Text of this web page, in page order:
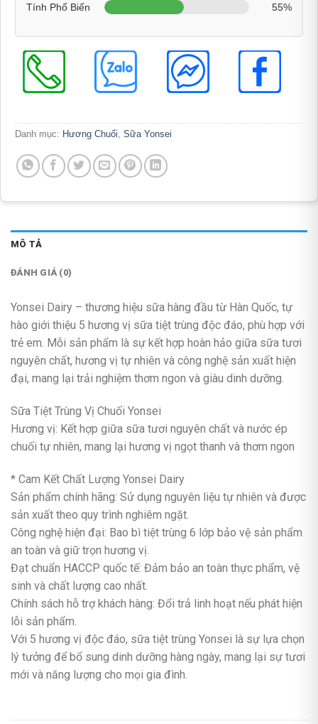
Tính Phổ Biến 55%
Danh mục: Hương Chuối, Sữa Yonsei
MÔ TẢ
ĐÁNH GIÁ (0)
Yonsei Dairy – thương hiệu sữa hàng đầu từ Hàn Quốc, tự
hào giới thiệu 5 hương vị sữa tiệt trùng độc đáo, phù hợp với
trẻ em. Mỗi sản phẩm là sự kết hợp hoàn hảo giữa sữa tươi
nguyên chất, hương vị tự nhiên và công nghệ sản xuất hiện
đại, mang lại trải nghiệm thơm ngon và giàu dinh dưỡng.
Sữa Tiệt Trùng Vị Chuối Yonsei
Hương vị: Kết hợp giữa sữa tươi nguyên chất và nước ép
chuối tự nhiên, mang lại hương vị ngọt thanh và thơm ngon
* Cam Kết Chất Lượng Yonsei Dairy
Sản phẩm chính hãng: Sử dụng nguyên liệu tự nhiên và được
sản xuất theo quy trình nghiêm ngặt.
Công nghệ hiện đại: Bao bì tiệt trùng 6 lớp bảo vệ sản phẩm
an toàn và giữ trọn hương vị.
Đạt chuẩn HACCP quốc tế: Đảm bảo an toàn thực phẩm, vệ
sinh và chất lượng cao nhất.
Chính sách hỗ trợ khách hàng: Đổi trả linh hoạt nếu phát hiện
lỗi sản phẩm.
Với 5 hương vị độc đáo, sữa tiệt trùng Yonsei là sự lựa chọn
lý tưởng để bổ sung dinh dưỡng hàng ngày, mang lại sự tươi
mới và năng lượng cho mọi gia đình.